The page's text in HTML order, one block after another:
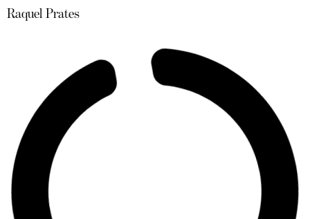
Raquel Prates
Raquel Strada Ricardo Oliveira